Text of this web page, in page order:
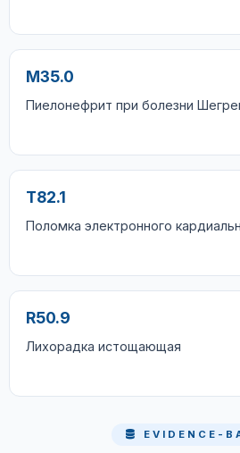
M35.0
Пиелонефрит при болезни
T82.1
Поломка электронного
R50.9
Лихорадка истощающая
EVIDENCE-